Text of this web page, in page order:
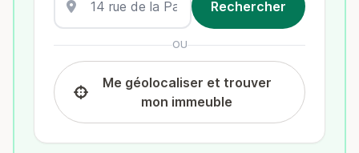
OU
Me géolocaliser et trouver
mon immeuble